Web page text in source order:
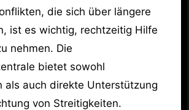
die sich über längere
ist es wichtig, rechtzeitig Hilfe
nehmen. Die
bietet sowohl
als auch direkte Unterstützung
von Streitigkeiten.